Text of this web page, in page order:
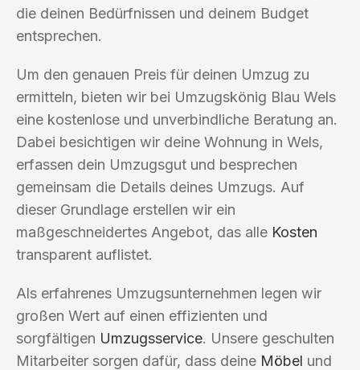
die deinen Bedürfnissen und deinem Budget
entsprechen.
Um den genauen Preis für deinen Umzug zu
ermitteln, bieten wir bei Umzugskönig Blau Wels
eine kostenlose und unverbindliche Beratung an.
Dabei besichtigen wir deine Wohnung in Wels,
erfassen dein Umzugsgut und besprechen
gemeinsam die Details deines Umzugs. Auf
dieser Grundlage erstellen wir ein
maßgeschneidertes Angebot, das alle Kosten
transparent auflistet.
Als erfahrenes Umzugsunternehmen legen wir
großen Wert auf einen effizienten und
sorgfältigen Umzugsservice. Unsere geschulten
Mitarbeiter sorgen dafür, dass deine Möbel und